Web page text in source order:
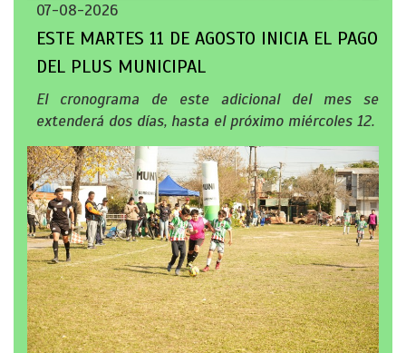
07-08-2026
ESTE MARTES 11 DE AGOSTO INICIA EL PAGO
DEL PLUS MUNICIPAL
El cronograma de este adicional del mes se
extenderá dos días, hasta el próximo miércoles 12.